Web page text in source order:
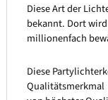
Diese Art der
bekannt. Dort
millionenfach
Diese
Qualitätsmerkmal